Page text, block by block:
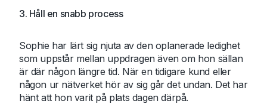
3. Håll en snabb process
Sophie har lärt sig njuta av den oplanerade ledighet
som uppstår mellan uppdragen även om hon sällan
är där någon längre tid. När en tidigare kund eller
någon ur nätverket hör av sig går det undan. Det har
hänt att hon varit på plats dagen därpå.